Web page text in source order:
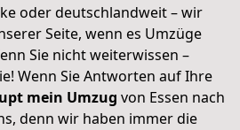
oder deutschlandweit – wir
Seite, wenn es Umzüge
Sie nicht weiterwissen –
Wenn Sie Antworten auf Ihre
mein Umzug von Essen nach
denn wir haben immer die